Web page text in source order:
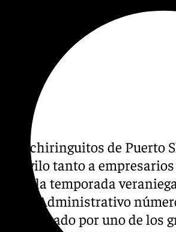
los chiringuitos de Puerto
en vilo tanto a empresarios
de la temporada
Administrativo
presentado por uno de los